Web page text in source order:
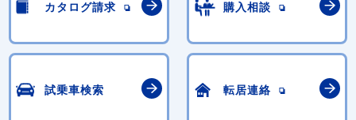
カタログ請求 購入相談
試乗車検索 転居連絡